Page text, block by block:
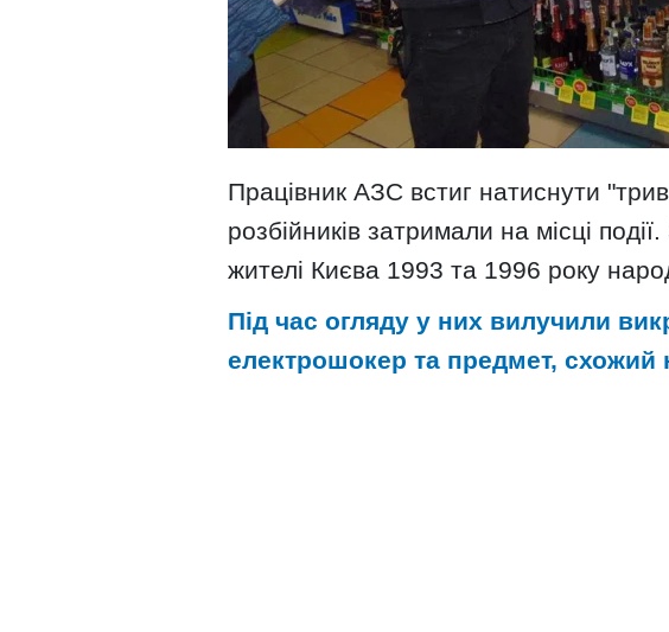
Працівник АЗС встиг натиснути
розбійників затримали на місці
жителі Києва 1993 та 1996 року
Під час огляду у них вилучили
електрошокер та предмет, схожий